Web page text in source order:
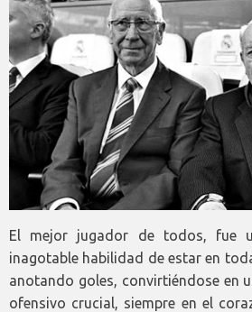
El mejor jugador de todos, fue
inagotable habilidad de estar en
anotando goles, convirtiéndose en
ofensivo crucial, siempre en el